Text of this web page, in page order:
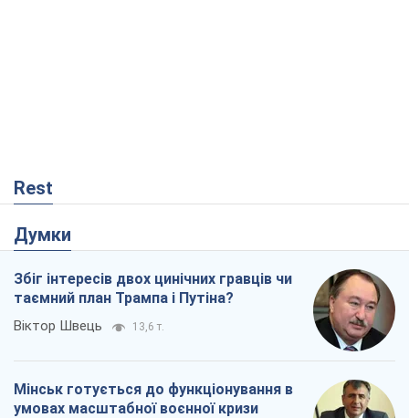
Rest
Думки
Збіг інтересів двох цинічних гравців чи
таємний план Трампа і Путіна?
Віктор Швець 13,6 т.
Мінськ готується до функціонування в
умовах масштабної воєнної кризи